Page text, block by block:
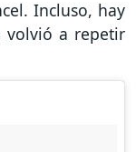
Incluso, hay
volvió a repetir